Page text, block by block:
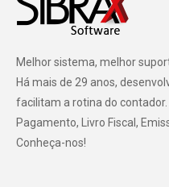
Melhor sistema, melhor
Há mais de 29 anos,
facilitam a rotina do
Pagamento, Livro Fiscal,
Conheça-nos!